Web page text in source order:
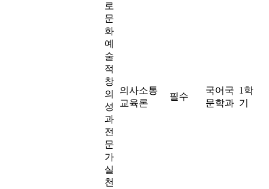
로
문
화
예
술
적
창
의
성
과
전
문
가
실
천
의사소통
교육론
필수
국어국
문학과
1학
기